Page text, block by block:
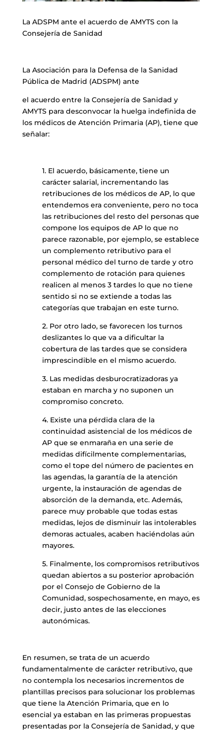
La ADSPM ante el acuerdo de AMYTS con la
Consejería de Sanidad
La Asociación para la Defensa de la Sanidad
Pública de Madrid (ADSPM) ante
el acuerdo entre la Consejería de Sanidad y
AMYTS para desconvocar la huelga indefinida de
los médicos de Atención Primaria (AP), tiene que
señalar:
1. El acuerdo, básicamente, tiene un
carácter salarial, incrementando las
retribuciones de los médicos de AP, lo que
entendemos era conveniente, pero no toca
las retribuciones del resto del personas que
compone los equipos de AP lo que no
parece razonable, por ejemplo, se establece
un complemento retributivo para el
personal médico del turno de tarde y otro
complemento de rotación para quienes
realicen al menos 3 tardes lo que no tiene
sentido si no se extiende a todas las
categorías que trabajan en este turno.
2. Por otro lado, se favorecen los turnos
deslizantes lo que va a dificultar la
cobertura de las tardes que se considera
imprescindible en el mismo acuerdo.
3. Las medidas desburocratizadoras ya
estaban en marcha y no suponen un
compromiso concreto.
4. Existe una pérdida clara de la
continuidad asistencial de los médicos de
AP que se enmaraña en una serie de
medidas difícilmente complementarias,
como el tope del número de pacientes en
las agendas, la garantía de la atención
urgente, la instauración de agendas de
absorción de la demanda, etc. Además,
parece muy probable que todas estas
medidas, lejos de disminuir las intolerables
demoras actuales, acaben haciéndolas aún
mayores.
5. Finalmente, los compromisos retributivos
quedan abiertos a su posterior aprobación
por el Consejo de Gobierno de la
Comunidad, sospechosamente, en mayo, es
decir, justo antes de las elecciones
autonómicas.
En resumen, se trata de un acuerdo
fundamentalmente de carácter retributivo, que
no contempla los necesarios incrementos de
plantillas precisos para solucionar los problemas
que tiene la Atención Primaria, que en lo
esencial ya estaban en las primeras propuestas
presentadas por la Consejería de Sanidad, y que